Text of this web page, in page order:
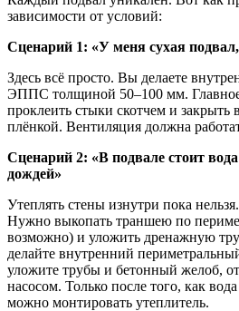
зависимости от условий:
Сценарий 1: «У меня сухая
Здесь всё просто. Вы делаете
ЭППС толщиной 50–100 мм.
проклеить стыки скотчем и закрыть
плёнкой. Вентиляция должна
Сценарий 2: «В подвале стоит
дождей»
Утеплять стены изнутри пока
Нужно выкопать траншею по
возможно) и уложить дренажную
делайте внутренний
уложите трубы и бетонный желоб,
насосом. Только после того, как
можно монтировать утеплитель.